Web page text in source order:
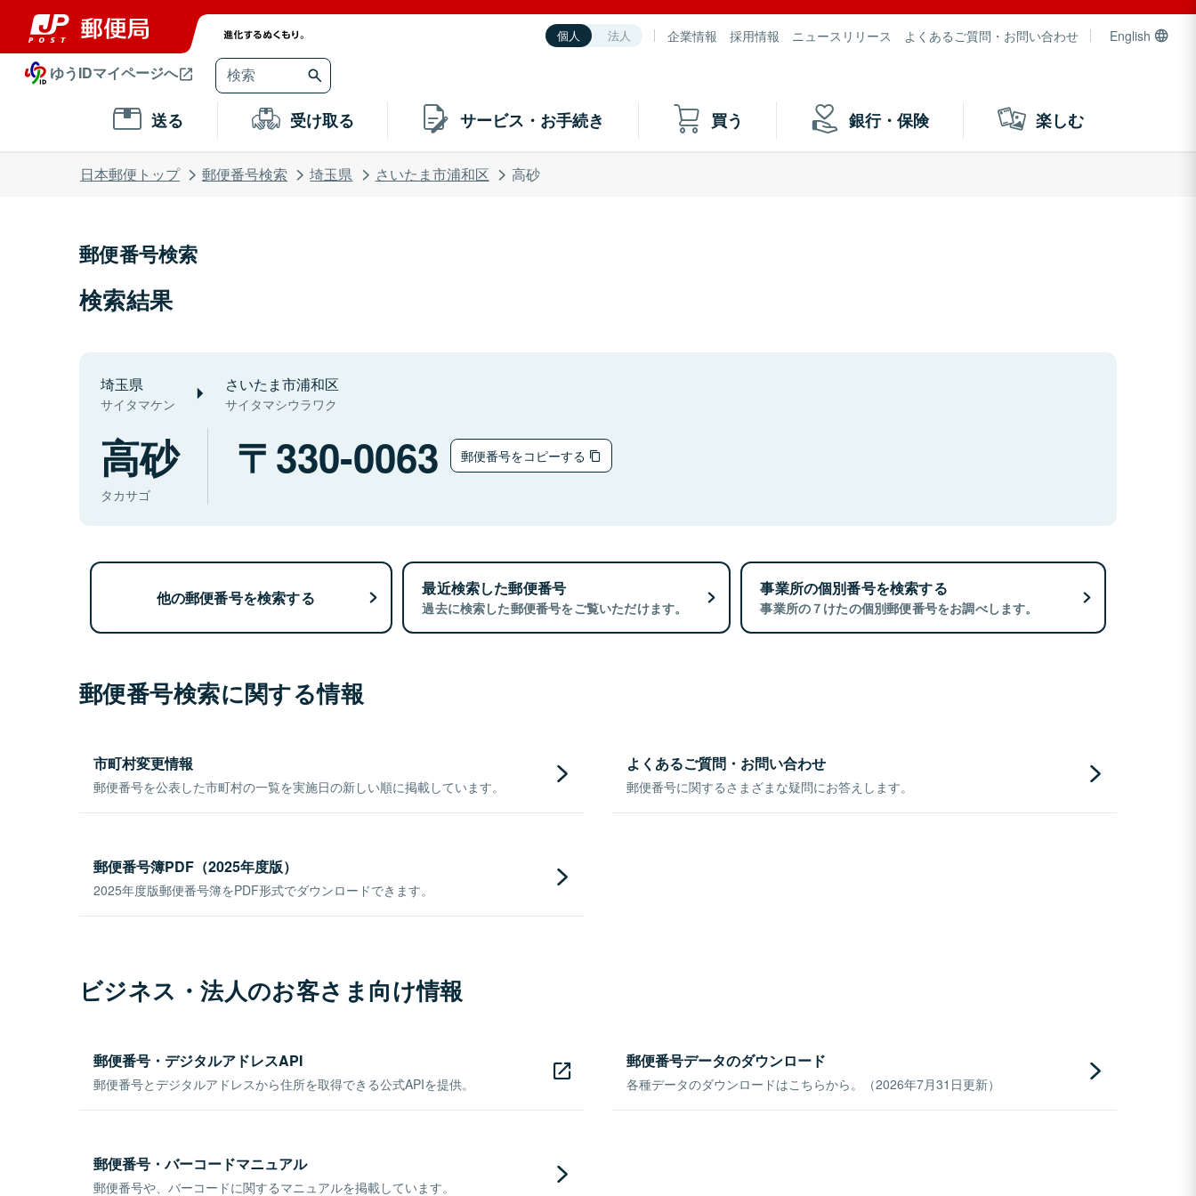
個人 法人 企業情報 採用情報 ニュースリリース よくあるご質問・お問い合わせ English
ゆうIDマイページへ
送る 受け取る サービス・お手続き 買う 銀行・保険 楽しむ
日本郵便トップ 郵便番号検索 埼玉県 さいたま市浦和区 高砂
郵便番号検索
検索結果
埼玉県
サイタマケン
さいたま市浦和区
サイタマシウラワク
高砂
タカサゴ
330-0063 郵便番号をコピーする
他の郵便番号を検索する 最近検索した郵便番号
過去に検索した郵便番号をご覧いただけます。
事業所の個別番号を検索する
事業所の７けたの個別郵便番号をお調べします。
郵便番号検索に関する情報
市町村変更情報
郵便番号を公表した市町村の一覧を実施日の新しい順に掲載しています。
よくあるご質問・お問い合わせ
郵便番号に関するさまざまな疑問にお答えします。
郵便番号簿PDF（2025年度版）
2025年度版郵便番号簿をPDF形式でダウンロードできます。
ビジネス・法人のお客さま向け情報
郵便番号・デジタルアドレスAPI
郵便番号とデジタルアドレスから住所を取得できる公式APIを提供。
郵便番号データのダウンロード
各種データのダウンロードはこちらから。（2026年7月31日更新）
郵便番号・バーコードマニュアル
郵便番号や、バーコードに関するマニュアルを掲載しています。